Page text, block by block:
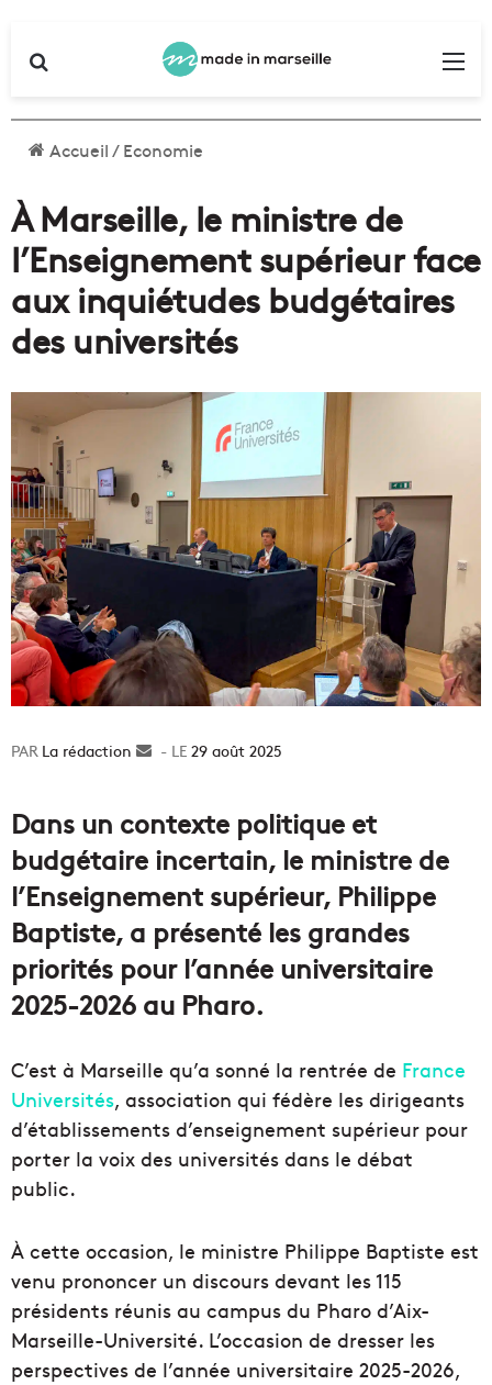
Accueil/Economie
À Marseille, le ministre de
l’Enseignement supérieur face
aux inquiétudes budgétaires
des universités
La rédaction
Envoyer29 août 2025
Dans un contexte politique et
budgétaire incertain, le ministre de
l’Enseignement supérieur, Philippe
Baptiste, a présenté les grandes
priorités pour l’année universitaire
2025-2026 au Pharo.
C’est à Marseille qu’a sonné la rentrée de France
Universités, association qui fédère les dirigeants
d’établissements d’enseignement supérieur pour
porter la voix des universités dans le débat
public.
À cette occasion, le ministre Philippe Baptiste est
venu prononcer un discours devant les 115
présidents réunis au campus du Pharo d’Aix-
Marseille-Université. L’occasion de dresser les
perspectives de l’année universitaire 2025-2026,